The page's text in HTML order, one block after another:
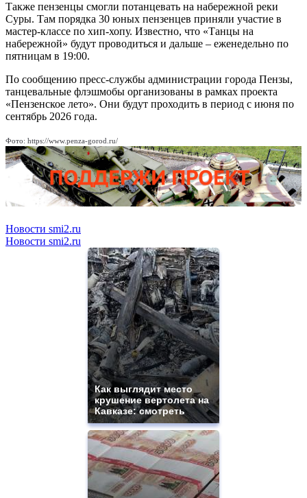
Также пензенцы смогли потанцевать на набережной реки
Суры. Там порядка 30 юных пензенцев приняли участие в
мастер-классе по хип-хопу. Известно, что «Танцы на
набережной» будут проводиться и дальше – еженедельно по
пятницам в 19:00.
По сообщению пресс-службы администрации города Пензы,
танцевальные флэшмобы организованы в рамках проекта
«Пензенское лето». Они будут проходить в период с июня по
сентябрь 2026 года.
Фото: https://www.penza-gorod.ru/
Новости smi2.ru
Новости smi2.ru
Как выглядит место
крушение вертолета на
Кавказе: смотреть